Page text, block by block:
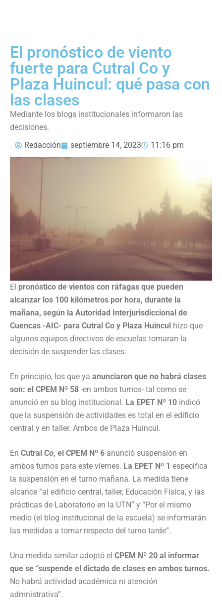
El pronóstico de viento
fuerte para Cutral Co y
Plaza Huincul: qué pasa con
las clases
Mediante los blogs institucionales informaron las
decisiones.
Redacción
septiembre 14, 2023 11:16 pm
El pronóstico de vientos con ráfagas que pueden
alcanzar los 100 kilómetros por hora, durante la
mañana, según la Autoridad Interjurisdiccional de
Cuencas -AIC- para Cutral Co y Plaza Huincul hizo que
algunos equipos directivos de escuelas tomaran la
decisión de suspender las clases.
En principio, los que ya anunciaron que no habrá clases
son: el CPEM Nº 58 -en ambos turnos- tal como se
anunció en su blog institucional. La EPET Nº 10 indicó
que la suspensión de actividades es total en el edificio
central y en taller. Ambos de Plaza Huincul.
En Cutral Co, el CPEM Nº 6 anunció suspensión en
ambos turnos para este viernes. La EPET Nº 1 especifica
la suspensión en el turno mañana. La medida tiene
alcance “al edificio central, taller, Educación Física, y las
prácticas de Laboratorio en la UTN” y “Por el mismo
medio (el blog institucional de la escuela) se informarán
las medidas a tomar respecto del turno tarde”.
Una medida similar adoptó el CPEM Nº 20 al informar
que se “suspende el dictado de clases en ambos turnos.
No habrá actividad académica ni atención
admnistrativa”.